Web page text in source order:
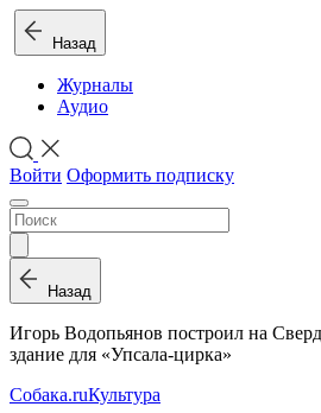
Назад
Журналы
Аудио
Войти Оформить подписку
Назад
Игорь Водопьянов построил на
здание для «Упсала-цирка»
Собака.ruКультура